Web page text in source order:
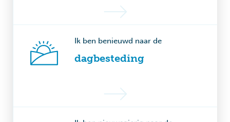
Ik ben benieuwd naar de
dagbesteding